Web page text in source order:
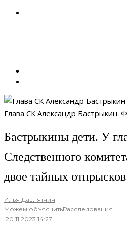
Глава СК Александр Бастрыкин.
Бастрыкины дети. У
Следственного
двое тайных отпрысков
Илья Давлятчин·
Можем объяснитьРасследования
·20.11.2023 14:27